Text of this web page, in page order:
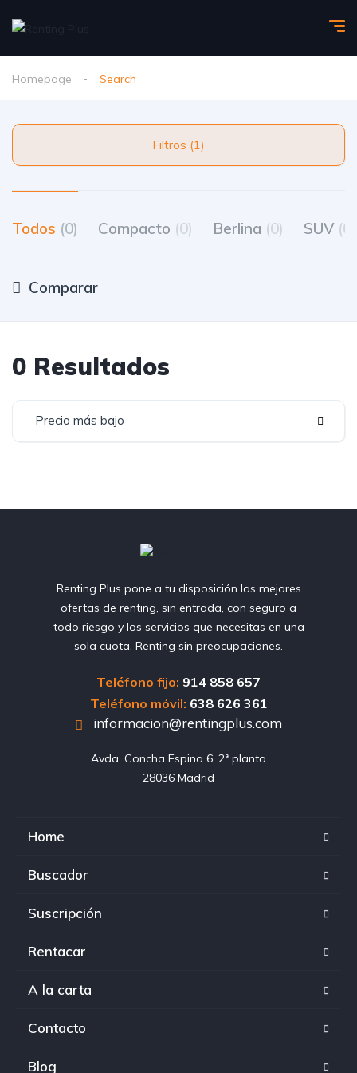
Homepage Search
Filtros (1)
Todos (0) Compacto (0) Berlina (0) SUV (0)
Comparar
0 Resultados
Precio más bajo
Renting Plus pone a tu disposición las mejores
ofertas de renting, sin entrada, con seguro a
todo riesgo y los servicios que necesitas en una
sola cuota. Renting sin preocupaciones.
Teléfono fijo: 914 858 657
Teléfono móvil: 638 626 361
informacion@rentingplus.com
Avda. Concha Espina 6, 2ª planta
28036 Madrid
Home
Buscador
Suscripción
Rentacar
A la carta
Contacto
Blog